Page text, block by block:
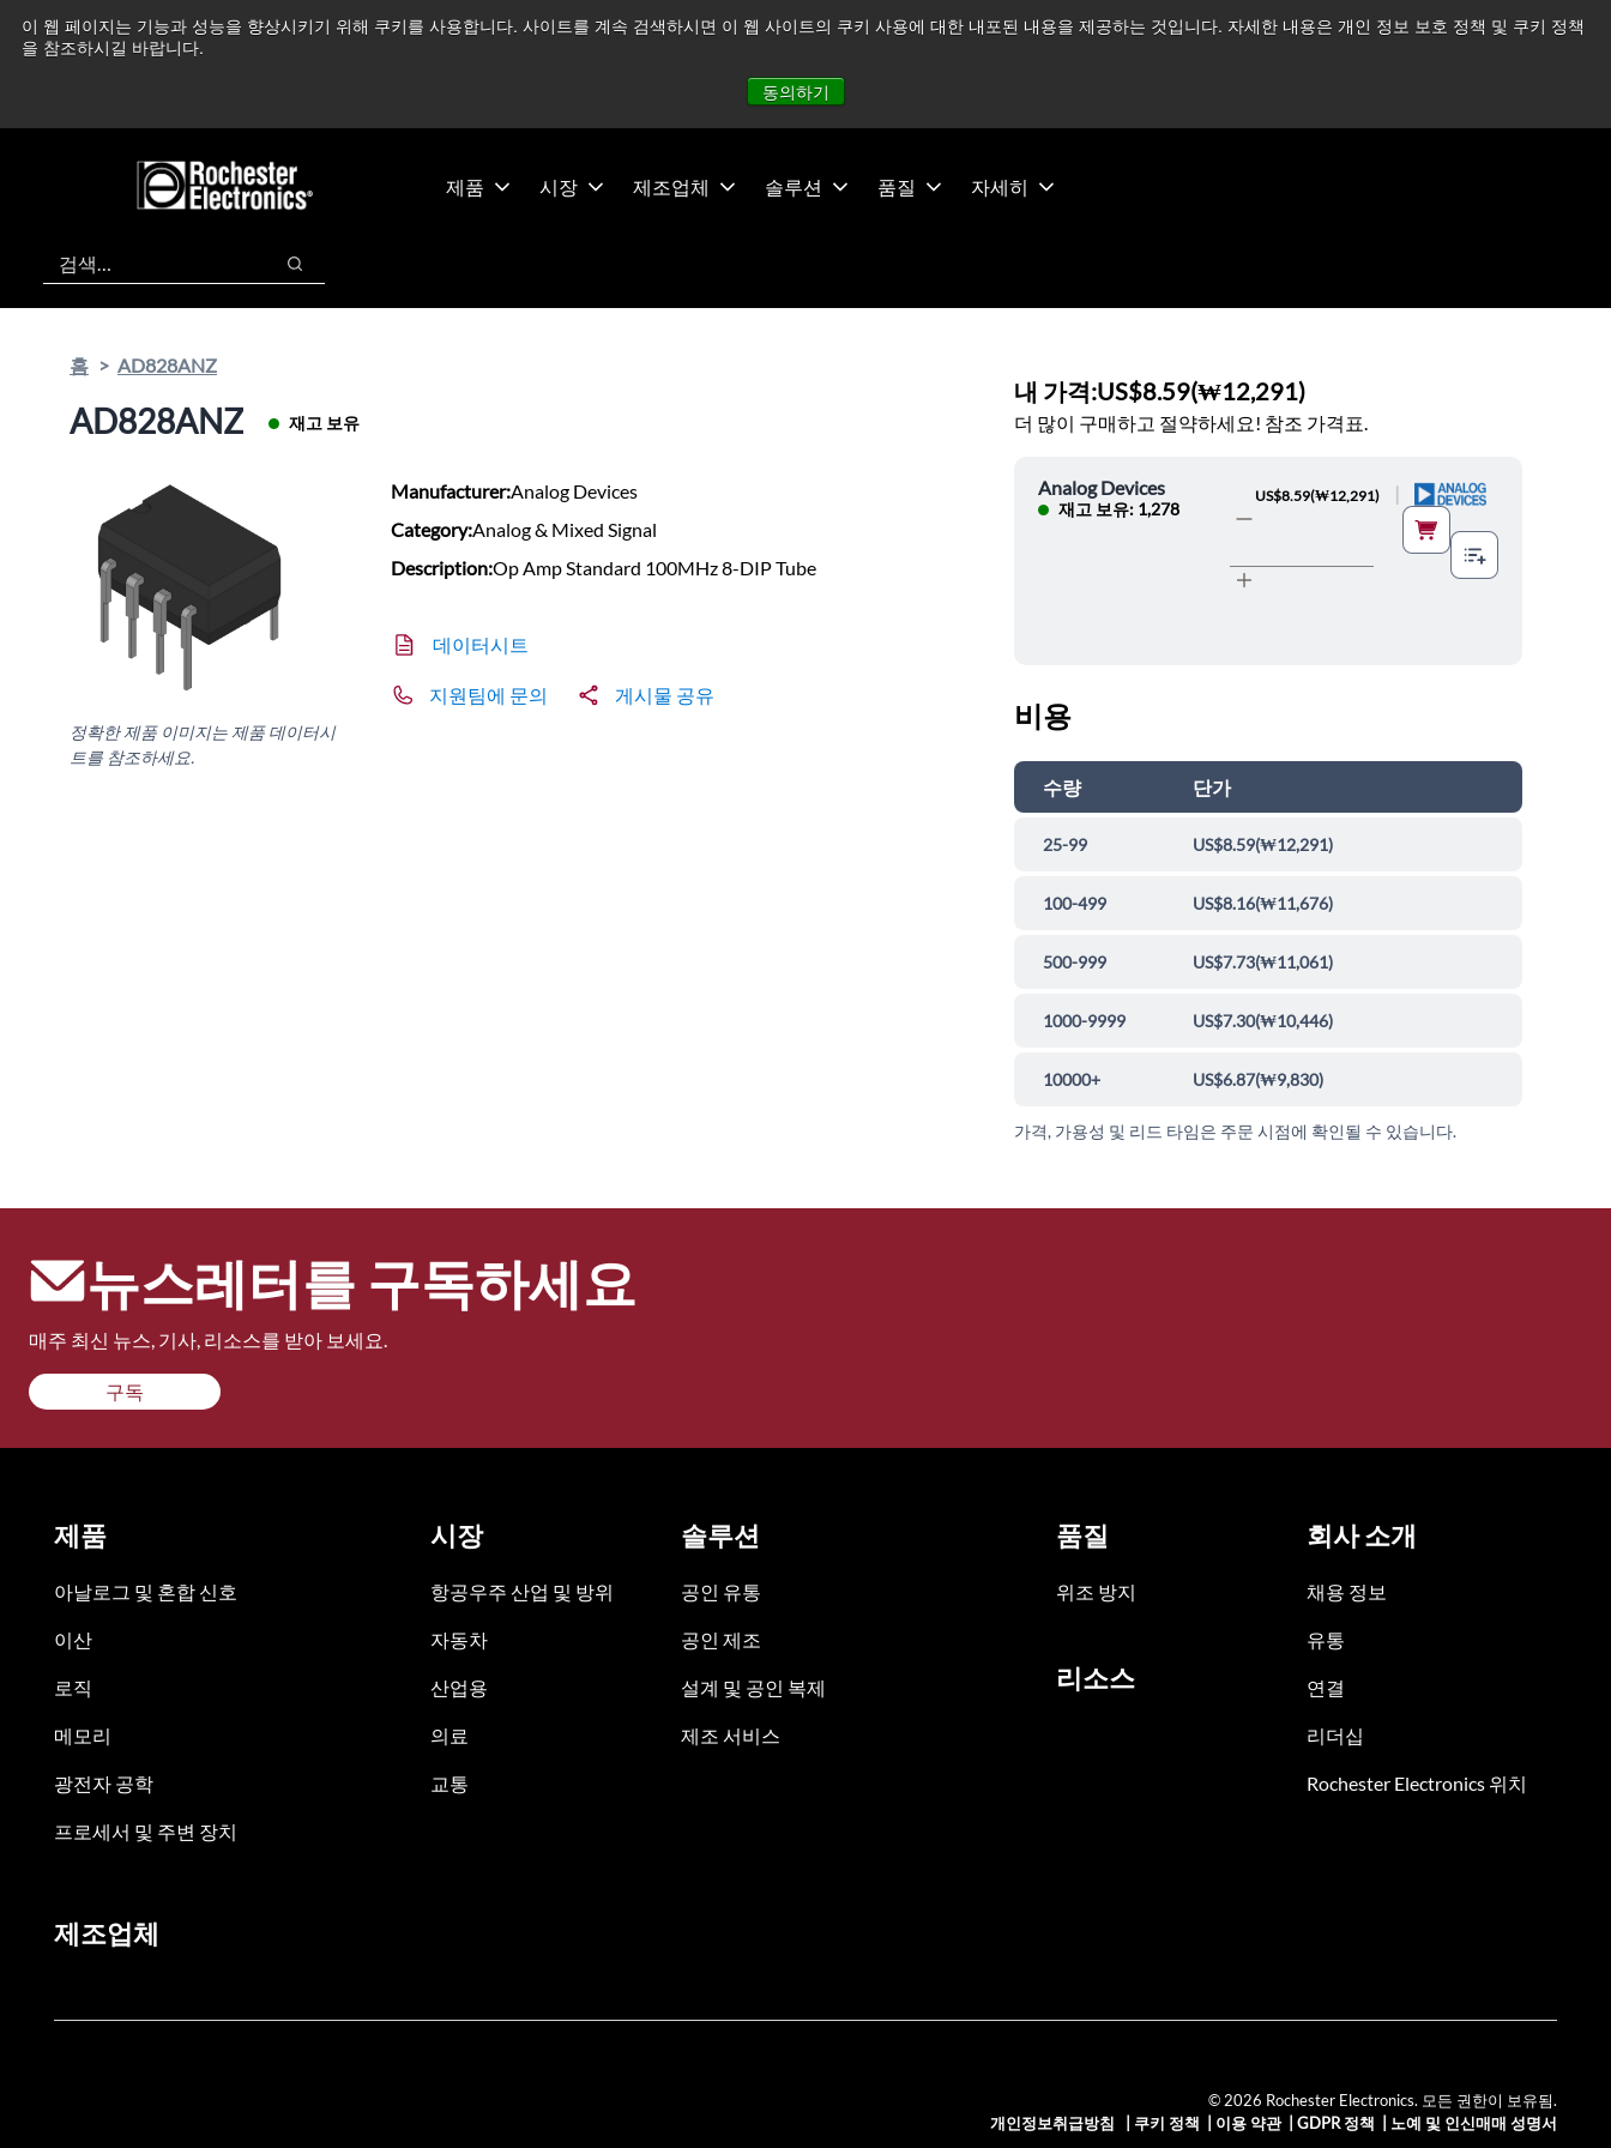
이 웹 페이지는 기능과 성능을 향상시키기 위해 쿠키를 사용합니다. 사이트를 계속 검색하시면 이 웹 사이트의 쿠키 사용에 대한 내포된 내용을 제공하는 것입니다. 자세한 내용은 개인 정보 보호 정책 및 쿠키 정책
을 참조하시길 바랍니다.
동의하기
츠
건
중동 지역 상황을 지속적으로 주시하고 있으며, 모든 서비스는 정상적으로 운영되고 있습니다. 더 읽어보기 →
제품 시장 제조업체 솔루션 품질 자세히
검색
검색
홈 AD828ANZ
AD828ANZ 재고 보유
정확한 제품 이미지는 제품 데이터시
트를 참조하세요.
Manufacturer:Analog Devices
Category:Analog & Mixed Signal
Description:Op Amp Standard 100MHz 8-DIP Tube
데이터시트
지원팀에 문의 게시물 공유
내 가격:US$8.59(₩12,291)
더 많이 구매하고 절약하세요! 참조 가격표.
Analog Devices
재고 보유: 1,278
US$8.59(₩12,291)
비용
수량 단가
25-99 US$8.59(₩12,291)
100-499 US$8.16(₩11,676)
500-999 US$7.73(₩11,061)
1000-9999 US$7.30(₩10,446)
10000+ US$6.87(₩9,830)
가격, 가용성 및 리드 타임은 주문 시점에 확인될 수 있습니다.
뉴스레터를 구독하세요
매주 최신 뉴스, 기사, 리소스를 받아 보세요.
구독
제품
아날로그 및 혼합 신호
이산
로직
메모리
광전자 공학
프로세서 및 주변 장치
시장
항공우주 산업 및 방위
자동차
산업용
의료
교통
솔루션
공인 유통
공인 제조
설계 및 공인 복제
제조 서비스
품질
위조 방지
리소스
회사 소개
채용 정보
유통
연결
리더십
Rochester Electronics 위치
제조업체
© 2026 Rochester Electronics. 모든 권한이 보유됨.
개인정보취급방침
쿠키 정책 이용 약관| GDPR 정책 노예 및 인신매매 성명서